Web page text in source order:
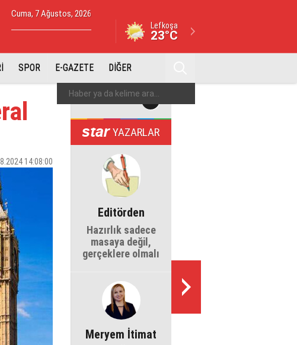
Cuma, 7 Ağustos, 2026
Lefkoşa
23°C
SPOR E-GAZETE DİĞER
14:08:00
YAZARLAR
Editörden
Hazırlık sadece
masaya değil,
gerçeklere olmalı
Meryem İtimat